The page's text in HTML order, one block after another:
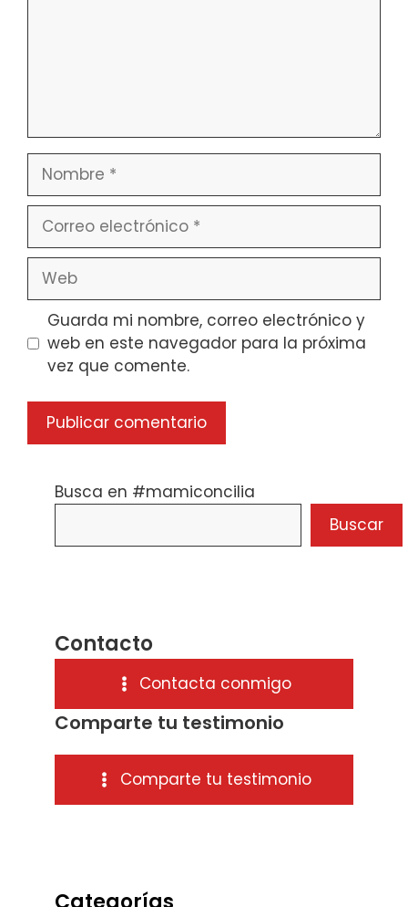
Nombre
Correo
electrónico
Web
Guarda mi nombre, correo electrónico y
web en este navegador para la próxima
vez que comente.
Busca en #mamiconcilia
Buscar
Contacto
Contacta conmigo
Comparte tu testimonio
Comparte tu testimonio